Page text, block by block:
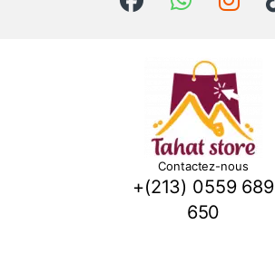
Contactez-nous
+(213) 0559 689
650